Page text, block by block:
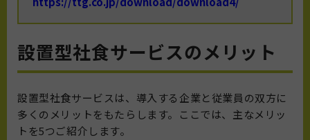
設置型社食サービスのメリット
設置型社食サービスは、導入する企業と従業員の双方に
多くのメリットをもたらします。ここでは、主なメリッ
トを5つご紹介します。